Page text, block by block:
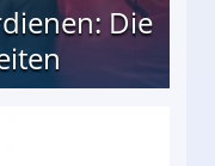
Die